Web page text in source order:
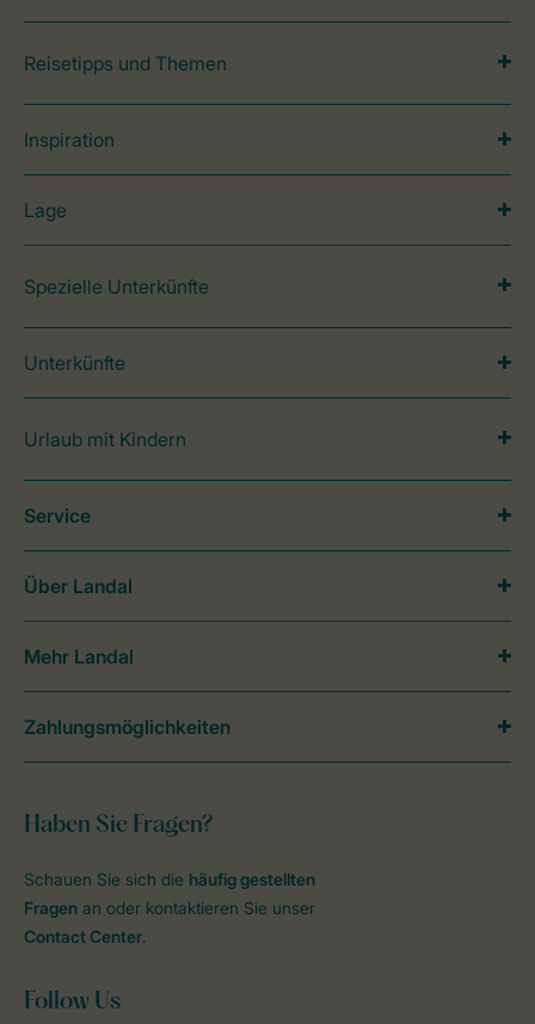
Reisetipps und Themen
Inspiration
Lage
Spezielle Unterkünfte
Unterkünfte
Urlaub mit Kindern
Haben Sie Fragen?
Schauen Sie sich die häufig gestellten
Fragen an oder kontaktieren Sie unser
Contact Center.
Follow Us
Service
Über Landal
Mehr Landal
Zahlungsmöglichkeiten